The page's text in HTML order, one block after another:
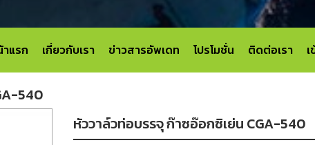
แรก เกี่ยวกับเรา ข่าวสารอัพเดท โปรโมชั่น ติดต่อเรา
540
หัววาล์วท่อบรรจุ ก๊าซอ๊อกซิเย่น CGA-540